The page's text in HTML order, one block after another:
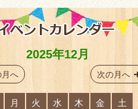
月へ 次の月へ
2025年12月
月 火 水 木 金 土